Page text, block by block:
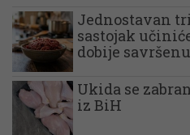
Jednostavan
sastojak
dobije
Ukida se
iz BiH